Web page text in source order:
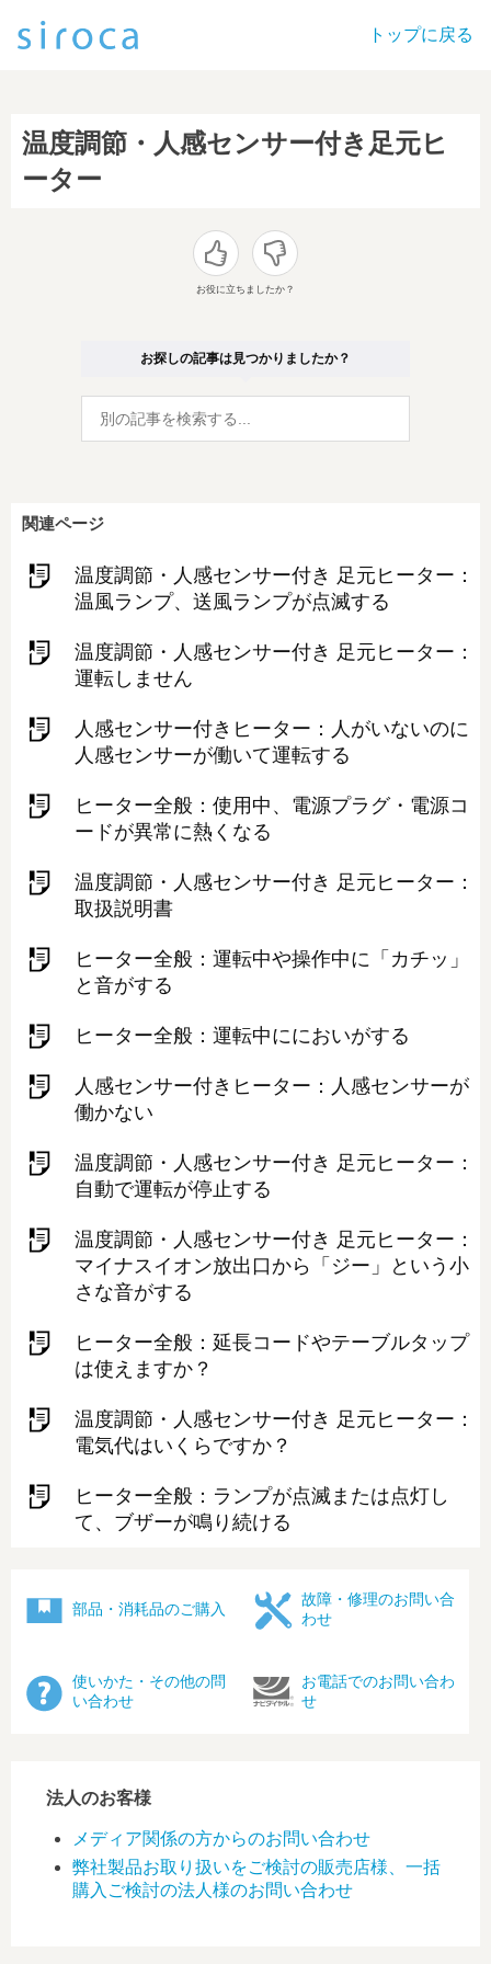
トップに戻る
温度調節・人感センサー付き足元ヒ
ーター
お役に立ちましたか？
お探しの記事は見つかりましたか？
関連ページ
温度調節・人感センサー付き 足元ヒーター：
温風ランプ、送風ランプが点滅する
温度調節・人感センサー付き 足元ヒーター：
運転しません
人感センサー付きヒーター：人がいないのに
人感センサーが働いて運転する
ヒーター全般：使⽤中、電源プラグ・電源コ
ードが異常に熱くなる
温度調節・人感センサー付き 足元ヒーター：
取扱説明書
ヒーター全般：運転中や操作中に「カチッ」
と⾳がする
ヒーター全般：運転中ににおいがする
人感センサー付きヒーター：人感センサーが
働かない
温度調節・人感センサー付き 足元ヒーター：
自動で運転が停止する
温度調節・人感センサー付き 足元ヒーター：
マイナスイオン放出口から「ジー」という小
さな音がする
ヒーター全般：延長コードやテーブルタップ
は使えますか？
温度調節・人感センサー付き 足元ヒーター：
電気代はいくらですか？
ヒーター全般：ランプが点滅または点灯し
て、ブザーが鳴り続ける
部品・消耗品のご購入
故障・修理のお問い合
わせ
使いかた・その他の問
い合わせ
お電話でのお問い合わ
せ
法人のお客様
メディア関係の方からのお問い合わせ
弊社製品お取り扱いをご検討の販売店様、一括
購入ご検討の法人様のお問い合わせ